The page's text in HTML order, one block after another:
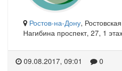
Ростов-на-Дону,
Нагибина проспект, 27, 1
09.08.2017, 09:01 0